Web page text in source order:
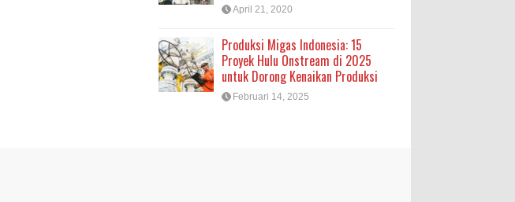
April 21, 2020
Produksi Migas Indonesia: 15
Proyek Hulu Onstream di 2025
untuk Dorong Kenaikan Produksi
Februari 14, 2025